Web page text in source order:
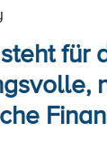
für